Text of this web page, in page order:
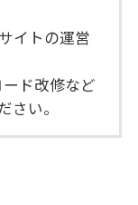
イトの運営
ド改修など
さい。